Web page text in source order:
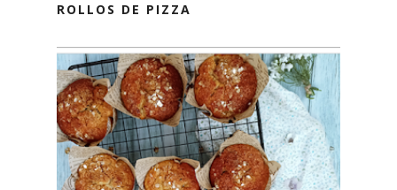
ROLLOS DE PIZZA